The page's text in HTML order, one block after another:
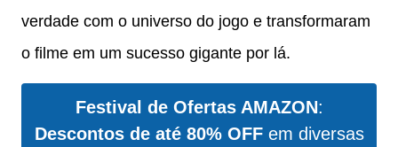
verdade com o universo do jogo e transformaram
o filme em um sucesso gigante por lá.
Festival de Ofertas AMAZON:
Descontos de até 80% OFFem diversas